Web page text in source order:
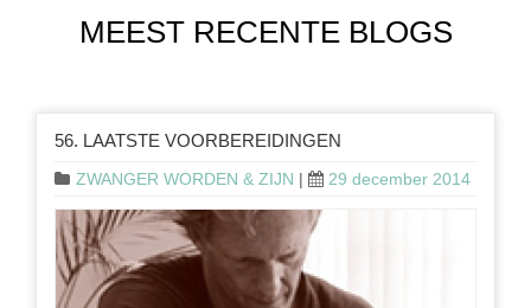
MEEST RECENTE BLOGS
56. LAATSTE VOORBEREIDINGEN
ZWANGER WORDEN & ZIJN | 29 december 2014